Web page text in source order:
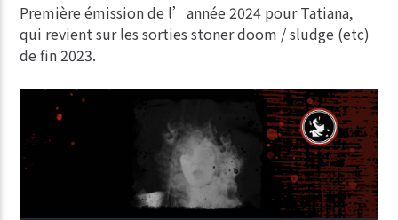
Première émission de l’année 2024 pour Tatiana,
qui revient sur les sorties stoner doom / sludge (etc)
de fin 2023.